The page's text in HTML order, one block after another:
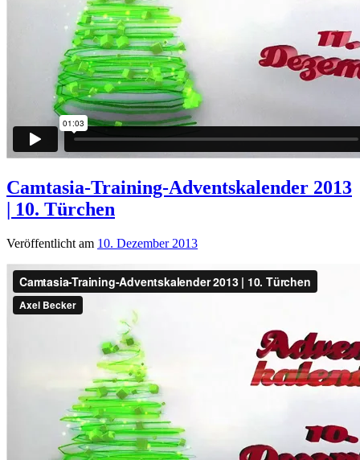
Camtasia-Training-Adventskalender 2013
| 10. Türchen
Veröffentlicht am 10. Dezember 2013